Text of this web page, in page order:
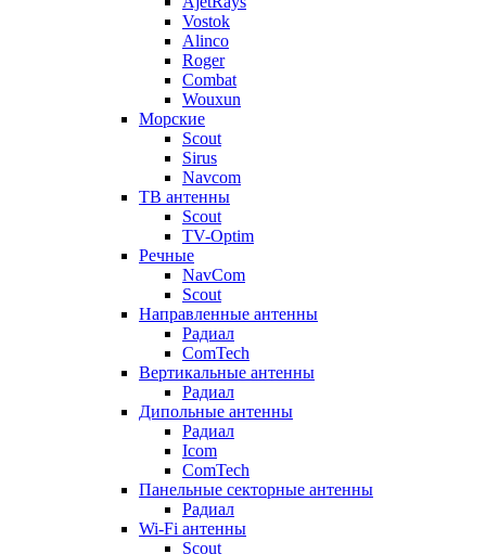
Vostok
Alinco
Roger
Combat
Wouxun
Морские
Scout
Sirus
Navcom
ТВ антенны
Scout
TV-Optim
Речные
NavCom
Scout
Направленные антенны
Радиал
ComTech
Вертикальные антенны
Радиал
Дипольные антенны
Радиал
Icom
ComTech
Панельные секторные антенны
Радиал
Wi-Fi антенны
Scout